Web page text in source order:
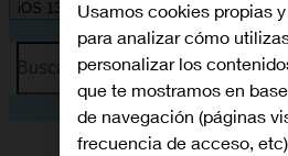
iOS 13.1
Busca por problema o tema
Usamos cookies propias
para analizar cómo
personalizar los
que te mostramos en
de navegación (páginas
frecuencia de acceso,